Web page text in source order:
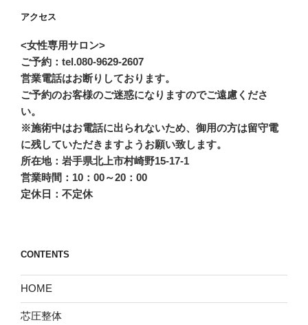
アクセス
<女性専用サロン>
ご予約：tel.080-9629-2607
営業電話はお断りしております。
ご予約のお客様のご迷惑になりますのでご遠慮くださ
い。
※施術中はお電話に出られないため、御用の方は留守電
に残していただきますようお願い致します。
所在地：岩手県北上市村崎野15-17-1
営業時間：10：00～20：00
定休日：不定休
CONTENTS
HOME
芯圧整体